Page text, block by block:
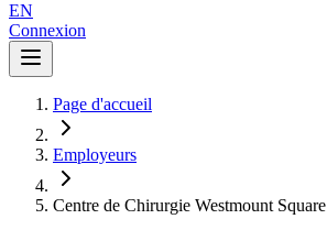
EN
Connexion
Page d'accueil
Employeurs
Centre de Chirurgie Westmount Square